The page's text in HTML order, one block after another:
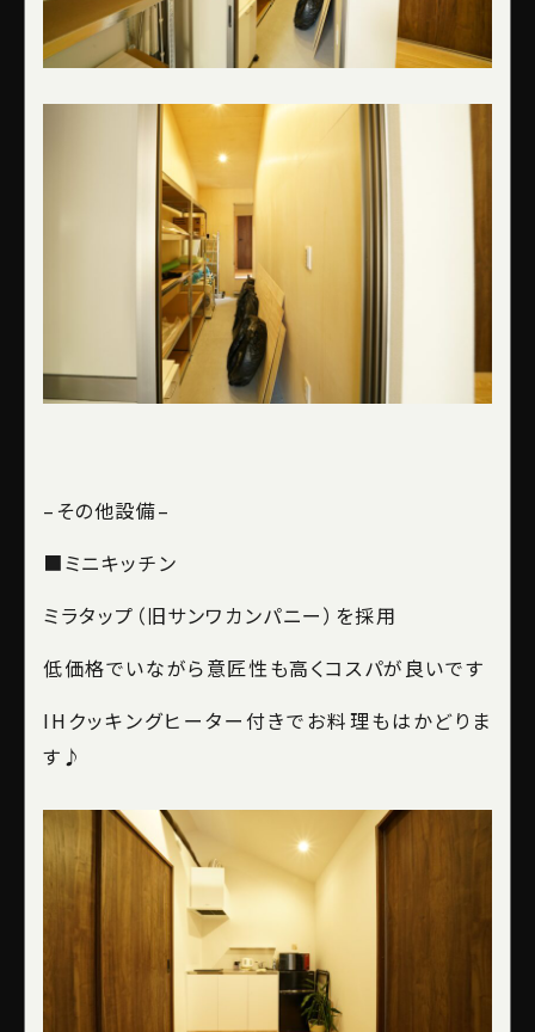
– その他設備–
■ミニキッチン
ミラタップ（旧サンワカンパニー）を採用
低価格でいながら意匠性も高くコスパが良いです
IH クッキングヒーター付きでお料理もはかどりま
す♪